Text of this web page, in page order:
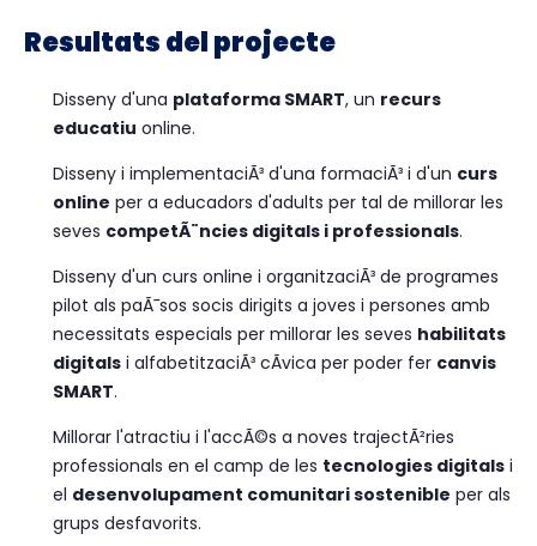
Resultats del projecte
Disseny d'una plataforma SMART, un recurs
educatiu online.
Disseny i implementaciÃ³ d'una formaciÃ³ i d'un curs
online per a educadors d'adults per tal de millorar les
seves competÃ¨ncies digitals i professionals.
Disseny d'un curs online i organitzaciÃ³ de programes
pilot als paÃ¯sos socis dirigits a joves i persones amb
necessitats especials per millorar les seves habilitats
digitals i alfabetitzaciÃ³ cÃ­vica per poder fer canvis
SMART.
Millorar l'atractiu i l'accÃ©s a noves trajectÃ²ries
professionals en el camp de les tecnologies digitals i
el desenvolupament comunitari sostenible per als
grups desfavorits.